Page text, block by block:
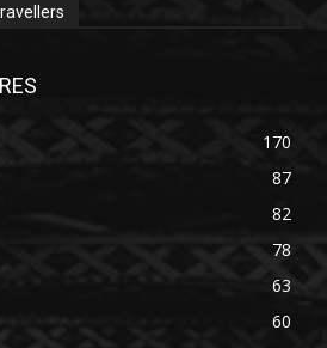
170
87
82
78
63
60